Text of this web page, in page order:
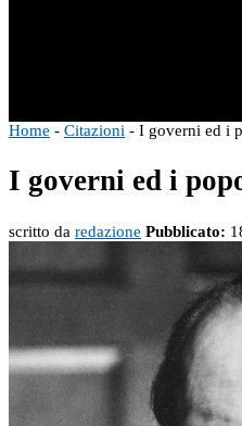
Home - Citazioni - I governi ed i
I governi ed i
scritto da redazione Pubblicato: